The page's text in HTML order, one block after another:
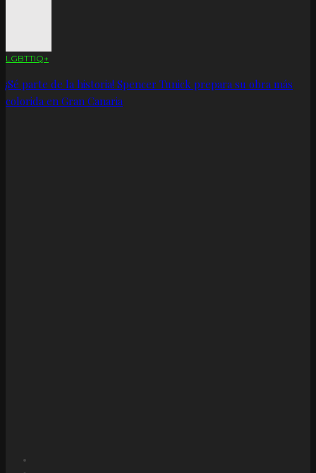
LGBTTIQ+
¡Sé parte de la historia! Spencer Tunick prepara su obra más
colorida en Gran Canaria